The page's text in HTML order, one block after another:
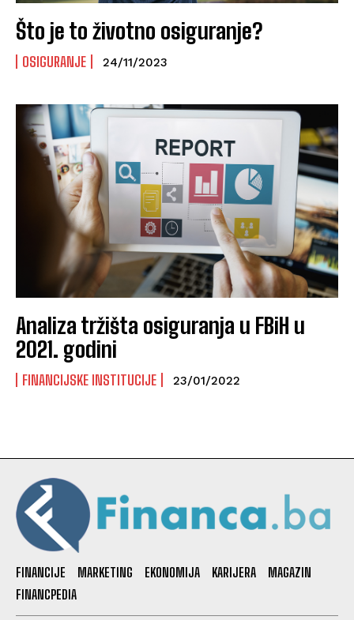
Što je to životno osiguranje?
OSIGURANJE 24/11/2023
Analiza tržišta osiguranja u FBiH u
2021. godini
FINANCIJSKE INSTITUCIJE 23/01/2022
FINANCIJE MARKETING EKONOMIJA KARIJERA
MAGAZIN
FINANCPEDIA